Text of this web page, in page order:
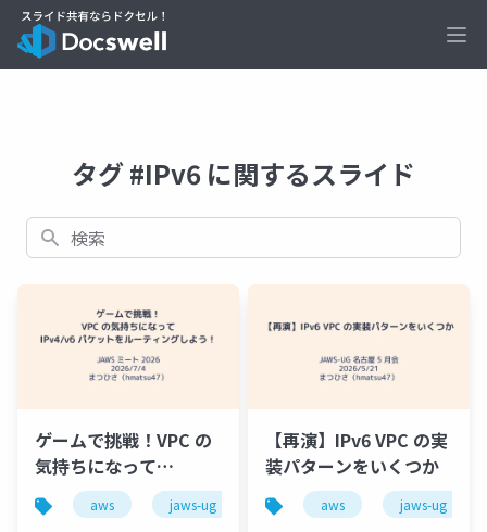
タグ #IPv6 に関するスライド
検索
ゲームで挑戦！VPC の
気持ちになって
IPv4/v6 パケットをル
ーティングしよう！
aws jaws-ug ipv6
【再演】IPv6 VPC の実
装パターンをいくつか
aws jaws-ug